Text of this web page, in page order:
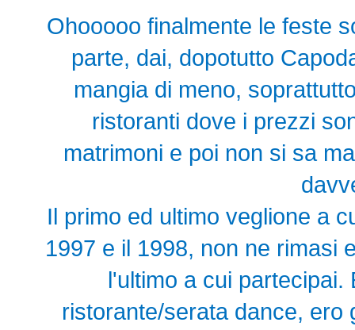
Ohooooo finalmente le feste
parte, dai, dopotutto
mangia di meno,
ristoranti dove i prezzi
matrimoni e poi non si sa
Il primo ed ultimo veglione a
1997 e il 1998, non ne rimasi
l'ultimo a cui
ristorante/serata dance, ero